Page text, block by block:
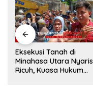
Eksekusi Tanah di
Minahasa Utara Nyaris
Ricuh, Kuasa Hukum